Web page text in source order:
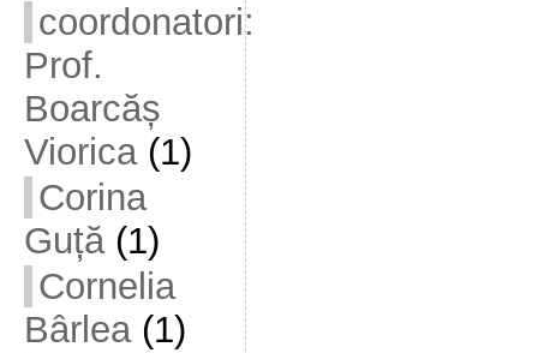
coordonatori:
Prof.
Boarcăș
Viorica(1)
Corina
Guță(1)
Cornelia
Bârlea(1)